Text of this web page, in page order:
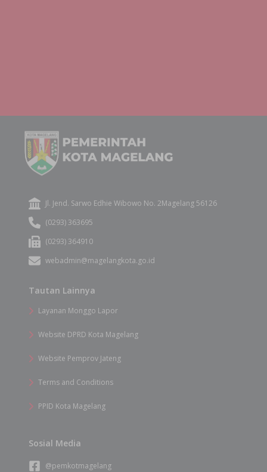
Jl. Jend. Sarwo Edhie Wibowo No. 2Magelang 56126
(0293) 363695
(0293) 364910
webadmin@magelangkota.go.id
Tautan Lainnya
Layanan Monggo Lapor
Website DPRD Kota Magelang
Website Pemprov Jateng
Terms and Conditions
PPID Kota Magelang
Sosial Media
@pemkotmagelang